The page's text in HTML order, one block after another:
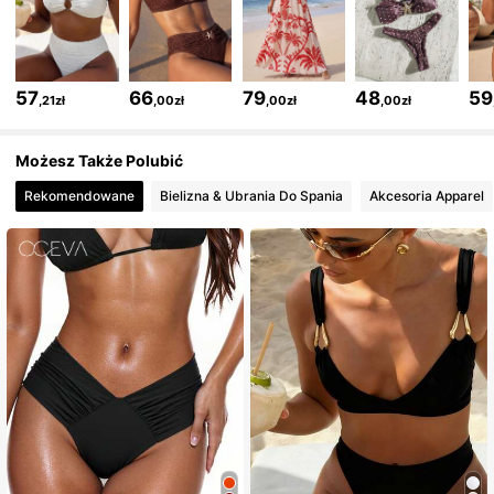
4,82 377K Obserwujący
4,82 377K Obserwujący
4,82 377K Obserwujący
4,82 377K Obserwujący
377K Obserwujący
57 ,21zł 66 ,00zł 79,00zł 48 ,00zł 59
Możesz Także Polubić
Rekomendowane Bielizna & Ubrania Do Spania Akcesoria Apparel